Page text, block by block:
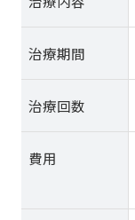
治療期間
治療回数
費用